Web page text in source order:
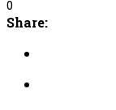
0
Share: